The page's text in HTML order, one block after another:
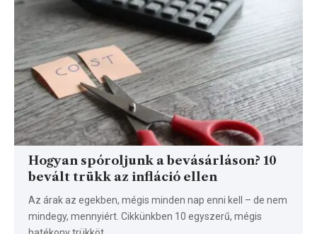
Hogyan spóroljunk a bevásárláson? 10
bevált trükk az infláció ellen
Az árak az egekben, mégis minden nap enni kell – de nem
mindegy, mennyiért. Cikkünkben 10 egyszerű, mégis